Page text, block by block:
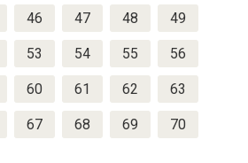
46 47 48 49
53 54 55 56
60 61 62 63
67 68 69 70